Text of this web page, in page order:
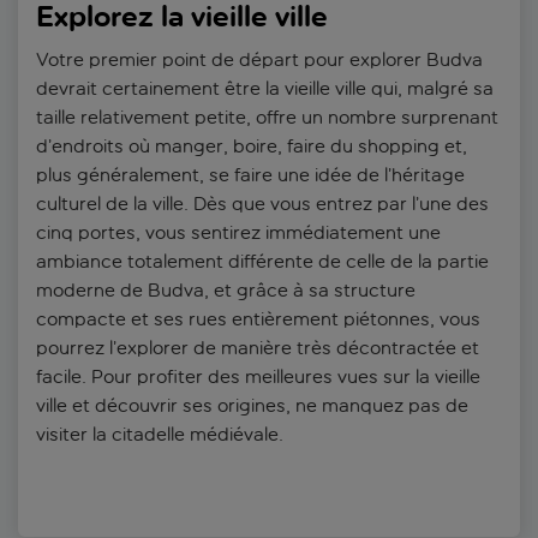
Explorez la vieille ville
Votre premier point de départ pour explorer Budva
devrait certainement être la vieille ville qui, malgré sa
taille relativement petite, offre un nombre surprenant
d’endroits où manger, boire, faire du shopping et,
plus généralement, se faire une idée de l’héritage
culturel de la ville. Dès que vous entrez par l’une des
cinq portes, vous sentirez immédiatement une
ambiance totalement différente de celle de la partie
moderne de Budva, et grâce à sa structure
compacte et ses rues entièrement piétonnes, vous
pourrez l’explorer de manière très décontractée et
facile. Pour profiter des meilleures vues sur la vieille
ville et découvrir ses origines, ne manquez pas de
visiter la citadelle médiévale.